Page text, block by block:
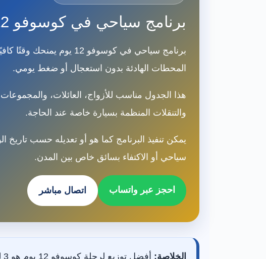
برنامج سياحي في كوسوفو 12 يوم بين بريشتينا وبريزرن وبيخا
برنامج سياحي في كوسوفو
المحطات الهادئة بدون استعجال أو ضغط يومي.
هذا الجدول مناسب للأزواج، العائلات،
والتنقلات المنظمة بسيارة خاصة عند الحاجة.
يمكن تنفيذ البرنامج كما هو أو تعديله حسب
سياحي أو الاكتفاء بسائق خاص بين المدن.
احجز عبر واتساب اتصال مباشر
الخلاصة: